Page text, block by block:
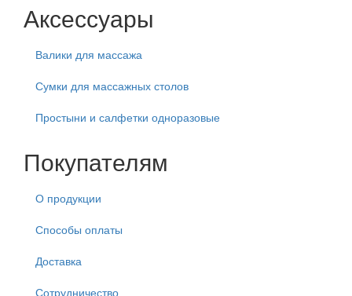
Аксессуары
Валики для массажа
Сумки для массажных столов
Простыни и салфетки одноразовые
Покупателям
О продукции
Способы оплаты
Доставка
Сотрудничество